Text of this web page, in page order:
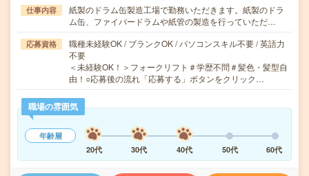
仕事内容
紙製のドラム缶製造工場で勤務いただきます。紙製のドラ
ム缶、ファイバードラムや紙管の製造を行っていただ…
応募資格
職種未経験OK / ブランクOK / パソコンスキル不要 / 英語力
不要
＜未経験OK！＞フォークリフト＃学歴不問＃髪色・髪型自
由！○応募後の流れ「応募する」ボタンをクリック…
職場の雰囲気
年齢層
20代
30代 40代 50代 60代